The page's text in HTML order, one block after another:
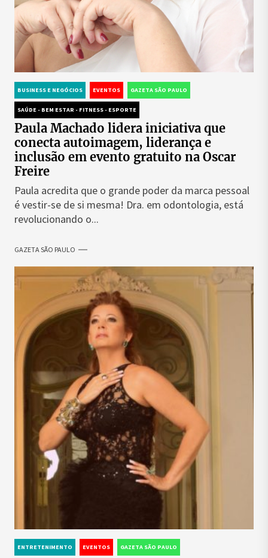
BUSINESS E NEGÓCIOS EVENTOS GAZETA SÃO PAULO
SAÚDE - BEM ESTAR - FITNESS - ESPORTE
Paula Machado lidera iniciativa que
conecta autoimagem, liderança e
inclusão em evento gratuito na Oscar
Freire
Paula acredita que o grande poder da marca pessoal
é vestir-se de si mesma! Dra. em odontologia, está
revolucionando o...
GAZETA SÃO PAULO
ENTRETENIMENTO EVENTOS GAZETA SÃO PAULO